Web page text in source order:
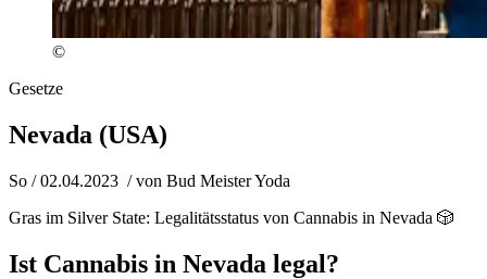
©
Gesetze
Nevada (USA)
So / 02.04.2023 / von Bud Meister Yoda
Gras im Silver State: Legalitätsstatus von Cannabis in Nevada 🎲
Ist Cannabis in Nevada legal?